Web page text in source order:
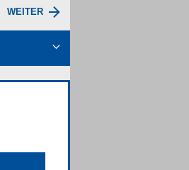
WEITER